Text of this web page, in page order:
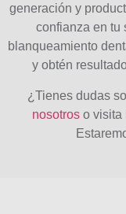
generación y
confianza en tu
blanqueamiento
y obtén
¿Tienes dudas
nosotros o visita